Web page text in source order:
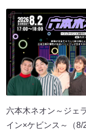
六本木ネオン～ジェ
イン×ケビンス～（